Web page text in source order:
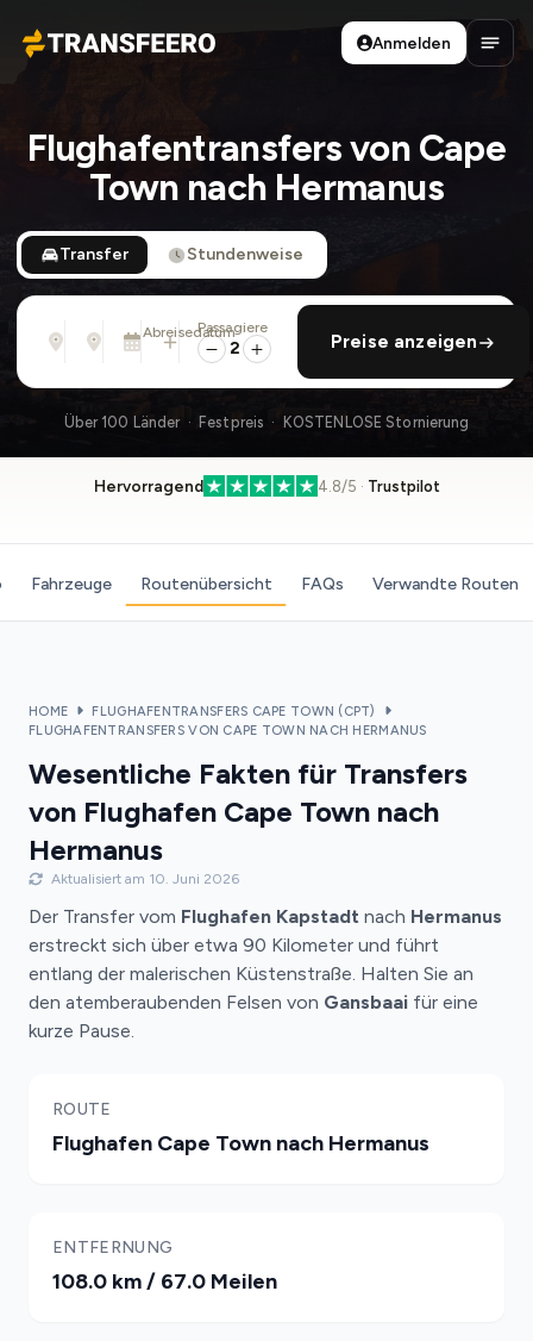
Transfeero
Anmelden
Flughafentransfers von Cape
Town nach Hermanus
Transfer Stundenweise
Von
Adresse, Flughafen, Hotel, ...
Nach
Adresse, Flughafen, Hotel, ...
Abreisedatum
Mo., 10. Aug. · 01:45 PM
rückfahrt hinzufügen
Passagiere
2 Preise anzeigen
Über 100 Länder · Festpreis · KOSTENLOSE Stornierung
Hervorragend 4.8/5 · Trustpilot
Fahrzeuge Routenübersicht FAQs Verwandte Routen
HOME
FLUGHAFENTRANSFERS CAPE TOWN (CPT)
FLUGHAFENTRANSFERS VON CAPE TOWN NACH HERMANUS
Wesentliche Fakten für Transfers
von Flughafen Cape Town nach
Hermanus
Aktualisiert am 10. Juni 2026
Der Transfer vom Flughafen Kapstadt nach Hermanus
erstreckt sich über etwa 90 Kilometer und führt
entlang der malerischen Küstenstraße. Halten Sie an
den atemberaubenden Felsen von Gansbaai für eine
kurze Pause.
ROUTE
Flughafen Cape Town nach Hermanus
ENTFERNUNG
108.0 km / 67.0 Meilen